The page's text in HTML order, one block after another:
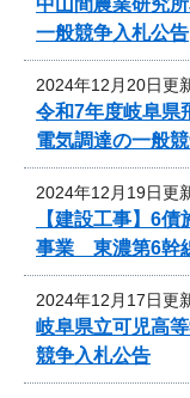
一般競争入札公告
2024年12月20日更
令和7年度岐阜県
電気調達の一般
2024年12月19日更
【建設工事】6
事業 東濃第6幹
2024年12月17日更
岐阜県立可児高
競争入札公告